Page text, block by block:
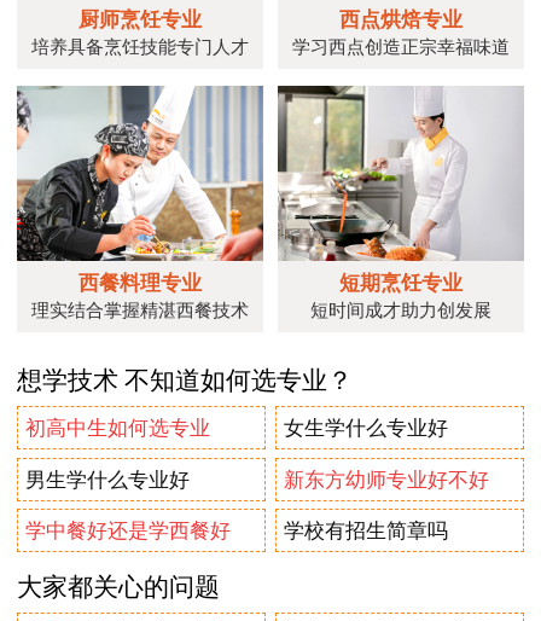
厨师烹饪专业
培养具备烹饪技能专门人才
西点烘焙专业
学习西点创造正宗幸福味道
西餐料理专业
理实结合掌握精湛西餐技术
短期烹饪专业
短时间成才助力创发展
想学技术 不知道如何选专业？
初高中生如何选专业 女生学什么专业好
男生学什么专业好 新东方幼师专业好不好
学中餐好还是学西餐好 学校有招生简章吗
大家都关心的问题